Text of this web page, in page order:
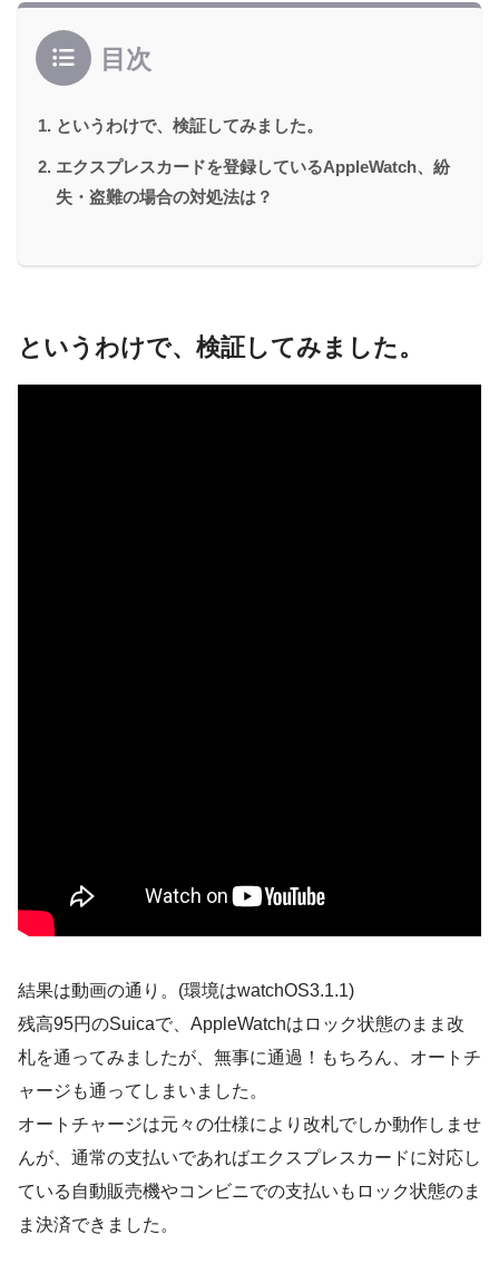
目次
というわけで、検証してみました。
エクスプレスカードを登録しているAppleWatch、紛
失・盗難の場合の対処法は？
というわけで、検証してみました。
結果は動画の通り。(環境はwatchOS3.1.1)
残高95円のSuicaで、AppleWatchはロック状態のまま改
札を通ってみましたが、無事に通過！もちろん、オートチ
ャージも通ってしまいました。
オートチャージは元々の仕様により改札でしか動作しませ
んが、通常の支払いであればエクスプレスカードに対応し
ている自動販売機やコンビニでの支払いもロック状態のま
ま決済できました。